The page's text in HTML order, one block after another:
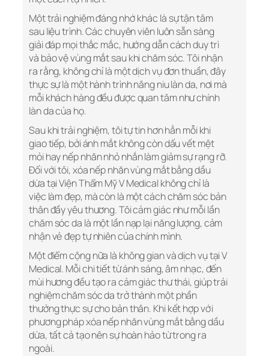
Một trải nghiệm đáng nhớ khác là sự tận tâm
sau liệu trình. Các chuyên viên luôn sẵn sàng
giải đáp mọi thắc mắc, hướng dẫn cách duy trì
và bảo vệ vùng mắt sau khi chăm sóc. Tôi nhận
ra rằng, không chỉ là một dịch vụ đơn thuần, đây
thực sự là một hành trình nâng niu làn da, nơi mà
mỗi khách hàng đều được quan tâm như chính
làn da của họ.
Sau khi trải nghiệm, tôi tự tin hơn hẳn mỗi khi
giao tiếp, bởi ánh mắt không còn dấu vết mệt
mỏi hay nếp nhăn nhỏ nhắn làm giảm sự rạng rỡ.
Đối với tôi, xóa nếp nhăn vùng mắt bằng dầu
dừa tại Viện Thẩm Mỹ V Medical không chỉ là
việc làm đẹp, mà còn là một cách chăm sóc bản
thân đầy yêu thương. Tôi cảm giác như mỗi lần
chăm sóc da là một lần nạp lại năng lượng, cảm
nhận vẻ đẹp tự nhiên của chính mình.
Một điểm cộng nữa là không gian và dịch vụ tại V
Medical. Mỗi chi tiết từ ánh sáng, âm nhạc, đến
mùi hương đều tạo ra cảm giác thư thái, giúp trải
nghiệm chăm sóc da trở thành một phần
thưởng thực sự cho bản thân. Khi kết hợp với
phương pháp xóa nếp nhăn vùng mắt bằng dầu
dừa, tất cả tạo nên sự hoàn hảo từ trong ra
ngoài.